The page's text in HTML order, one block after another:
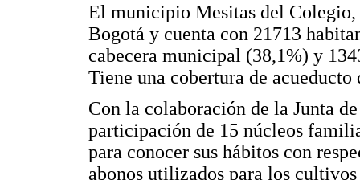
El municipio Mesitas del Colegio,
Bogotá y cuenta con 21713
cabecera municipal (38,1%) y
Tiene una cobertura de
Con la colaboración de la Junta
participación de 15 núcleos
para conocer sus hábitos con
abonos utilizados para los